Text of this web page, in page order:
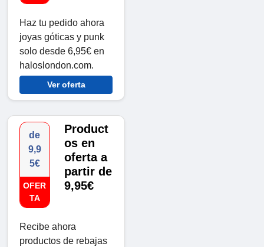
Haz tu pedido ahora
joyas góticas y punk
solo desde 6,95€ en
haloslondon.com.
Ver oferta
de
9,9
5€
OFER
TA
Product
os en
oferta a
partir de
9,95€
Recibe ahora
productos de rebajas